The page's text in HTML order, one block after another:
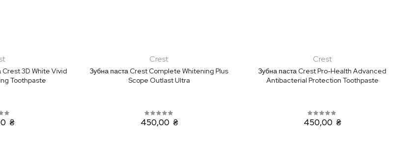
Crest 3D White Vivid
Toothpaste
₴
Crest
Зубна паста Crest Complete Whitening Plus
Scope Outlast Ultra
450,00 ₴
Crest
Зубна паста Crest Pro-Health Advanced
Antibacterial Protection Toothpaste
450,00 ₴